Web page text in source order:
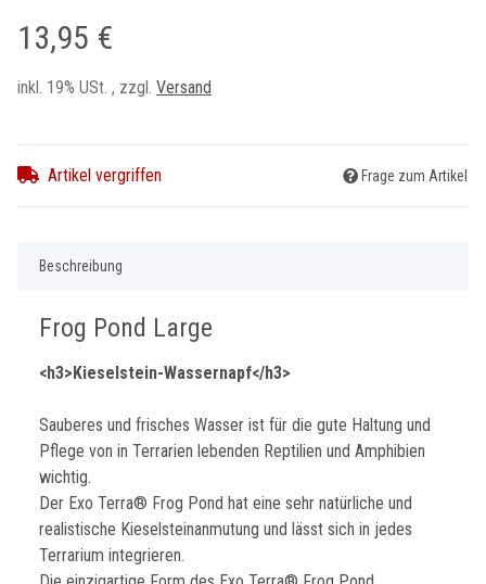
13,95 €
inkl. 19% USt. , zzgl. Versand
Artikel vergriffen Frage zum Artikel
Beschreibung
Frog Pond Large
<h3>Kieselstein-Wassernapf</h3>
Sauberes und frisches Wasser ist für die gute Haltung und
Pflege von in Terrarien lebenden Reptilien und Amphibien
wichtig.
Der Exo Terra® Frog Pond hat eine sehr natürliche und
realistische Kieselsteinanmutung und lässt sich in jedes
Terrarium integrieren.